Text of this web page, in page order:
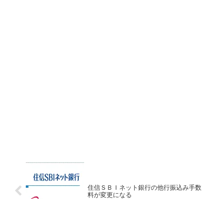
住信ＳＢＩネット銀行の他行振込み手数
料が変更になる